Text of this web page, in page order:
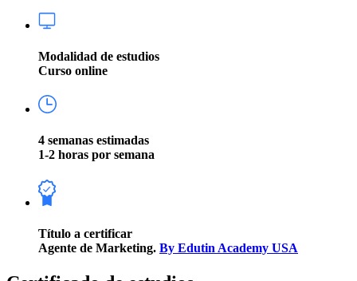
Modalidad de estudios
Curso online
4 semanas estimadas
1-2 horas por semana
Título a certificar
Agente de Marketing. By Edutin Academy USA